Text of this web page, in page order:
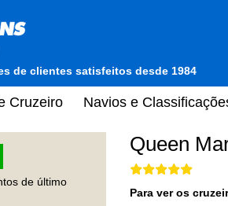
de clientes satisfeitos desde 1984
Cruzeiro Navios e
de último
Queen
Para ver os